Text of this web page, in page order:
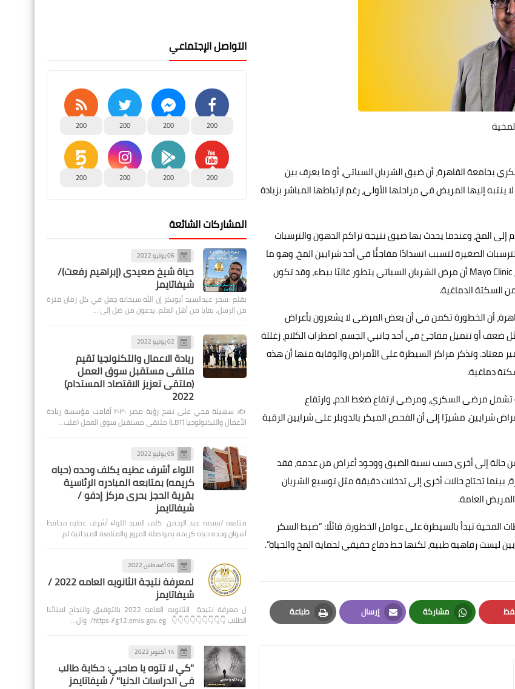
بجامعة القاهرة، أن ضيق الشريان السباتي، أو ما يعرف بين
إليها المريض في مراحلها الأولى، رغم ارتباطها المباشر بزيادة
إلى المخ، وعندما يحدث بها ضيق نتيجة تراكم الدهون والترسبات
الصغيرة لتسبب انسدادًا مفاجئًا في أحد شرايين المخ، وهو ما
يرفع خطر الإصابة بالسكتة الدماغية أو النوبة الإقفارية العابرة. وتوضح Mayo Clinic أن مرض الشريان السباتي يتطور غالبًا ببطء، وقد تكون
السكتة الدماغية.
أن الخطورة تكمن في أن بعض المرضى لا يشعرون بأعراض
ضعف أو تنميل مفاجئ في أحد جانبي الجسم، اضطراب الكلام، زغللة
معتاد. وتذكر مراكز السيطرة على الأمراض والوقاية منها أن هذه
دماغية.
تشمل مرضى السكري، ومرضى ارتفاع ضغط الدم، وارتفاع
شرايين، مشيرًا إلى أن الفحص المبكر بالدوبلر على شرايين الرقبة
من حالة إلى أخرى حسب نسبة الضيق ووجود أعراض من عدمه، فقد
تحتاج حالات أخرى إلى تدخلات دقيقة مثل توسيع الشريان
العامة.
المخية تبدأ بالسيطرة على عوامل الخطورة، قائلًا: “ضبط السكر
ليست رفاهية طبية، لكنها خط دفاع حقيقي لحماية المخ والحياة”.
مشاركة
Whatsapp
إرسال
Email
طباعة
Print
التواصل الإجتماعي
200
200
200
200
200
200
200
200
المشاركات الشائعة
06 يونيو 2022
حياة شيخ صعيدى (إبراهيم رفعت)/
شيفاتايمز
بقلم :سحر عبدالسيد أبوبكر إن الله سبحانه جعل في كل زمان فترة
من الرسل، بقايا من أهل العلم، يدعون من ضل إلى …
02 يونيو 2022
ريادة الاعمال والتكنولجيا تقيم
ملتقى مستقبل سوق العمل
(ملتقى تعزيز الاقتصاد المستدام)
2022
✍️ سهيلة محي على نهج رؤية مصر ٢٠٣٠ أقامت مؤسسة ريادة
الأعمال والتكنولوجيا (LBT) ملتقى مستقبل سوق العمل (ملت…
05 يوليو 2022
اللواء أشرف عطيه يكلف وحده (حياه
كريمه) بمتابعه المبادره الرئاسية
بقرية الحجز بحرى مركز إدفو /
شيفاتايمز
متابعه /بسمه عبد الرحمن كلف السيد اللواء أشرف عطيه محافظ
أسوان وحده حياه كريمه بمواصلة المرور والمتابعة الميدانية لم…
06 أغسطس 2022
لمعرفة نتيجة الثانويه العامه 2022 /
شيفاتايمز
ل معرفة نتيجة الثانويه العامه 2022 بالتوفيق والنجاح لابنائنا
الطلاب 👇👇👇👇👇👇👇👇👇 https://g12.emis.gov.eg/ وال…
14 أكتوبر 2022
"كي لا تتوه يا صاحبي: حكاية طالب
في الدراسات الدنيا" / شيفاتايمز